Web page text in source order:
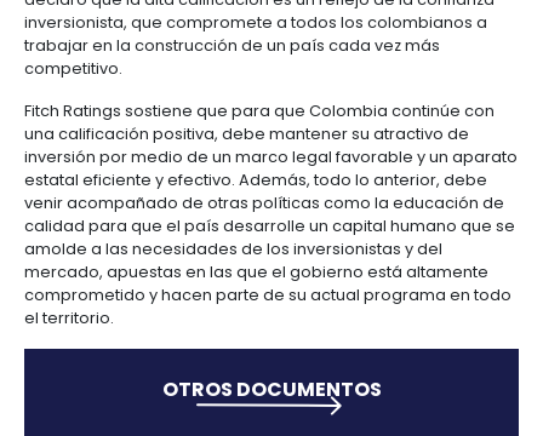
y
derivados
Forestal
Frutas
y
verduras
verde
ciencias
y
cuidado
Farmacéutica
Infraestructura
Agua
y
saneamiento
Infraestructura
social
Manufacturas
Manufacturas
Aeronáutica
Astilleros
Materiales
Tecnología
y
creatividad
Tecnología
y
creatividad
Audiovisual
Otros
sectores
Otros
sectores
3.
Cumplimiento
y
gobierno
corporativo
4.
Derecho
laboral
migratorio
Empresario
colombiano
Recursos
de
información
Mapa
de
proyectos
por
región
Oportunidades
avaladas en US$25.000 millones y la participación
deuda sobre el PIB (39%), la cual se encuentra en
medio entre los países que también fueron
‘Triple B’, hacen que la nación tenga una
crecimiento por encima del promedio
el próximo año.
Posterior al anuncio, el presidente Juan Manuel
declaro que la alta calificación es un reflejo de la
inversionista, que compromete a todos los
trabajar en la construcción de un país cada vez
competitivo.
Fitch Ratings sostiene que para que Colombia
una calificación positiva, debe mantener su